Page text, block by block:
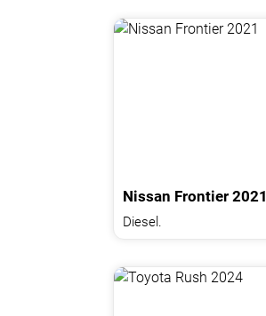
Nissan Frontier 2021
Diesel.